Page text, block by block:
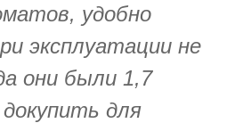
удобно
эксплуатации не
они были 1,7
для